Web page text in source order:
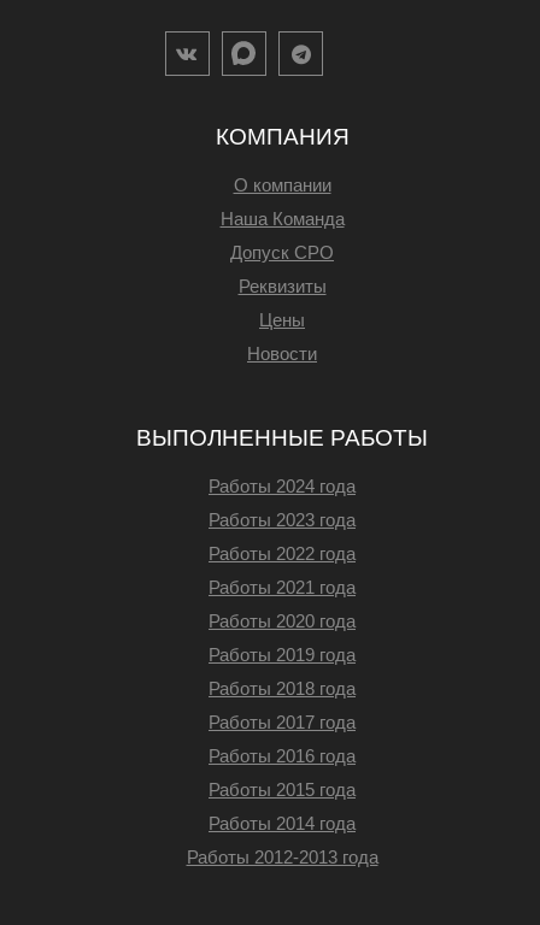
КОМПАНИЯ
О компании
Наша Команда
Допуск СРО
Реквизиты
Цены
Новости
ВЫПОЛНЕННЫЕ РАБОТЫ
Работы 2024 года
Работы 2023 года
Работы 2022 года
Работы 2021 года
Работы 2020 года
Работы 2019 года
Работы 2018 года
Работы 2017 года
Работы 2016 года
Работы 2015 года
Работы 2014 года
Работы 2012-2013 года